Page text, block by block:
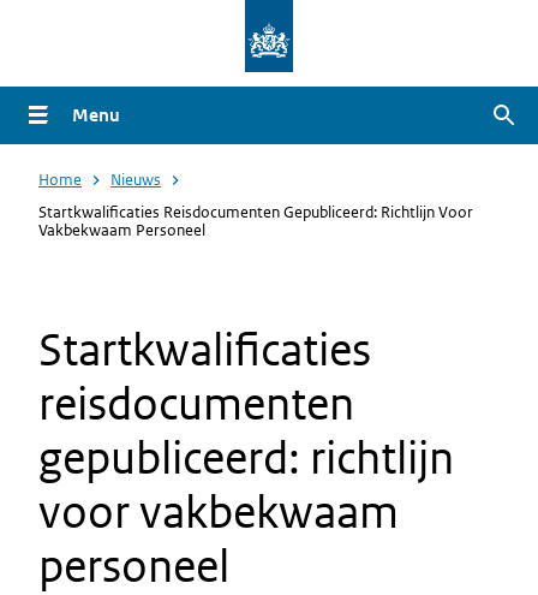
naar
de
gaan
Menu
Home
Nieuws
Startkwalificaties Reisdocumenten Gepubliceerd: Richtlijn Voor
Vakbekwaam Personeel
Startkwalificaties
reisdocumenten
gepubliceerd: richtlijn
voor vakbekwaam
personeel